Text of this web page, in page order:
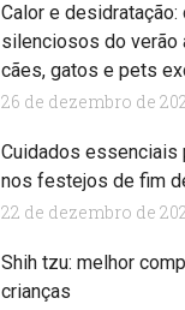
Calor e
silenciosos do verão
cães, gatos e pets
26 de dezembro de
Cuidados essenciais
nos festejos de fim
22 de dezembro de
Shih tzu: melhor
crianças